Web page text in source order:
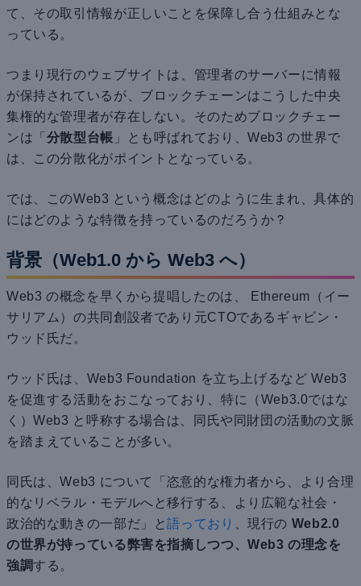
て、その取引情報が正しいことを保障し合う仕組みとな
っている。
つまり現行のウェブサイトは、管理者のサーバーに情報
が保持されているが、ブロックチェーンはこうした中央
集権的な管理者が存在しない。そのためブロックチェー
ンは「 分散型台帳 」とも呼ばれており、Web3 の世界で
は、この分散化がポイントとなっている。
では、このWeb3 という概念はどのように生まれ、具体的
にはどのような特徴を持っているのだろうか？
背景（Web1.0 から Web3 へ）
Web3 の概念を早くから提唱したのは、 Ethereum（イー
サリアム）の共同創設者であり元CTOであるギャビン・
ウッド氏だ。
ウッド氏は、Web3 Foundation を立ち上げるなど Web3
を促進する活動をおこなっており、特に（Web3.0ではな
く）Web3 と呼称する場合は、同氏や同財団の活動の文脈
を踏まえていることが多い。
同氏は、Web3 について「恣意的な権力者から、より合理
的なリベラル・モデルへと移行する、より広範な社会・
政治的な動きの一部だ」と語っており 、現行の Web2.0
の世界が持っている弊害を指摘しつつ、Web3 の理念を
強調する。